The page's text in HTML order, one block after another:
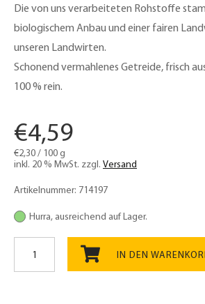
Die von uns verarbeiteten Rohstoffe
biologischem Anbau und einer fairen
unseren Landwirten.
Schonend vermahlenes Getreide, frisch
100 % rein.
€4,59
€2,30 / 100 g
inkl. 20 % MwSt. zzgl. Versand
Artikelnummer: 714197
Hurra, ausreichend auf Lager.
Gerstenbackmalz
200g,
IN DEN